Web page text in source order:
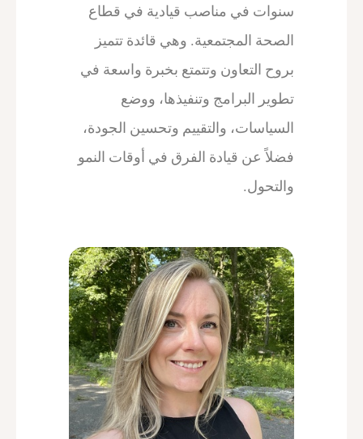
سنوات في مناصب قيادية في قطاع
الصحة المجتمعية. وهي قائدة تتميز
بروح التعاون وتتمتع بخبرة واسعة في
تطوير البرامج وتنفيذها، ووضع
السياسات، والتقييم وتحسين الجودة،
فضلاً عن قيادة الفرق في أوقات النمو
والتحول.